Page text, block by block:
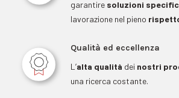
garantire soluzioni
lavorazione nel pieno
Qualità ed eccellenza
L’alta qualità dei nostri
una ricerca costante.